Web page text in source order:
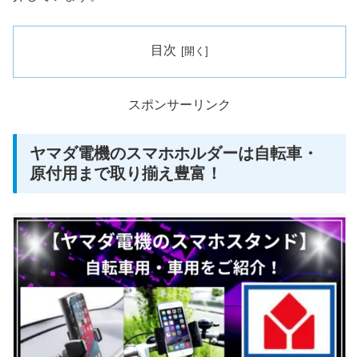
目次
スポンサーリンク
ヤマダ電機のスマホホルダーは自転車・
原付用まで取り揃え豊富！